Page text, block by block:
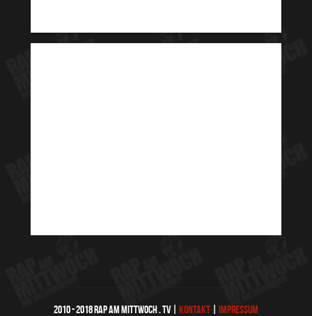
2010 - 2018 RAP AM MITTWOCH . TV | KONTAKT IMPRESSUM